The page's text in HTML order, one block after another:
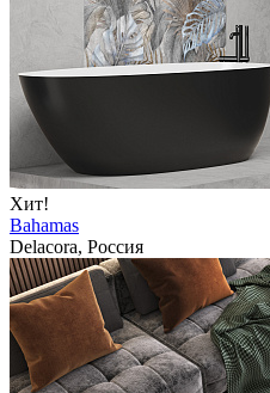
Хит!
Bahamas
Delacora, Россия